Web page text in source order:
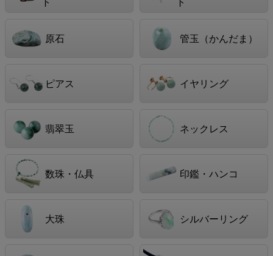
原石 管玉（かんだま）
ピアス イヤリング
翡翠玉 ネックレス
数珠・仏具 印鑑・ハンコ
大珠 シルバーリング